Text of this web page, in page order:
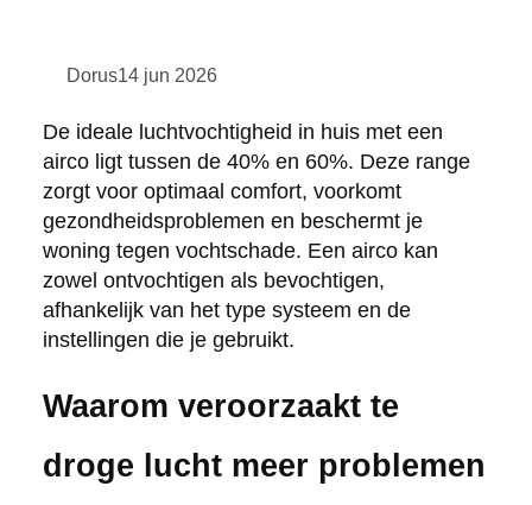
Dorus14 jun 2026
De ideale luchtvochtigheid in huis met een
airco ligt tussen de 40% en 60%. Deze range
zorgt voor optimaal comfort, voorkomt
gezondheidsproblemen en beschermt je
woning tegen vochtschade. Een airco kan
zowel ontvochtigen als bevochtigen,
afhankelijk van het type systeem en de
instellingen die je gebruikt.
Waarom veroorzaakt te
droge lucht meer problemen